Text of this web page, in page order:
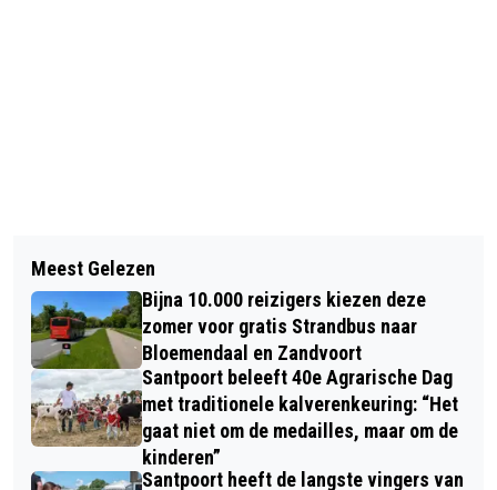
MOGELIJK GLASDEELTJES IN POTJES
ANSJOVISFILETS
SJAAK WITTEMAN WINT
ZANDVOORTSE 'GRAND PRIX'
MAKREELROKEN
Meest Gelezen
Bijna 10.000 reizigers kiezen deze
zomer voor gratis Strandbus naar
Bloemendaal en Zandvoort
Santpoort beleeft 40e Agrarische Dag
met traditionele kalverenkeuring: “Het
gaat niet om de medailles, maar om de
kinderen”
Santpoort heeft de langste vingers van